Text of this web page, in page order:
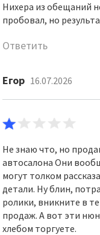
Нихера из обещаний
пробовал, но
Ответить
Егор 16.07.2026
Не знаю что, но
автосалона Они
могут толком
детали. Ну блин,
ролики, вникните в
продаж. А вот эти
хлебом торгуете.